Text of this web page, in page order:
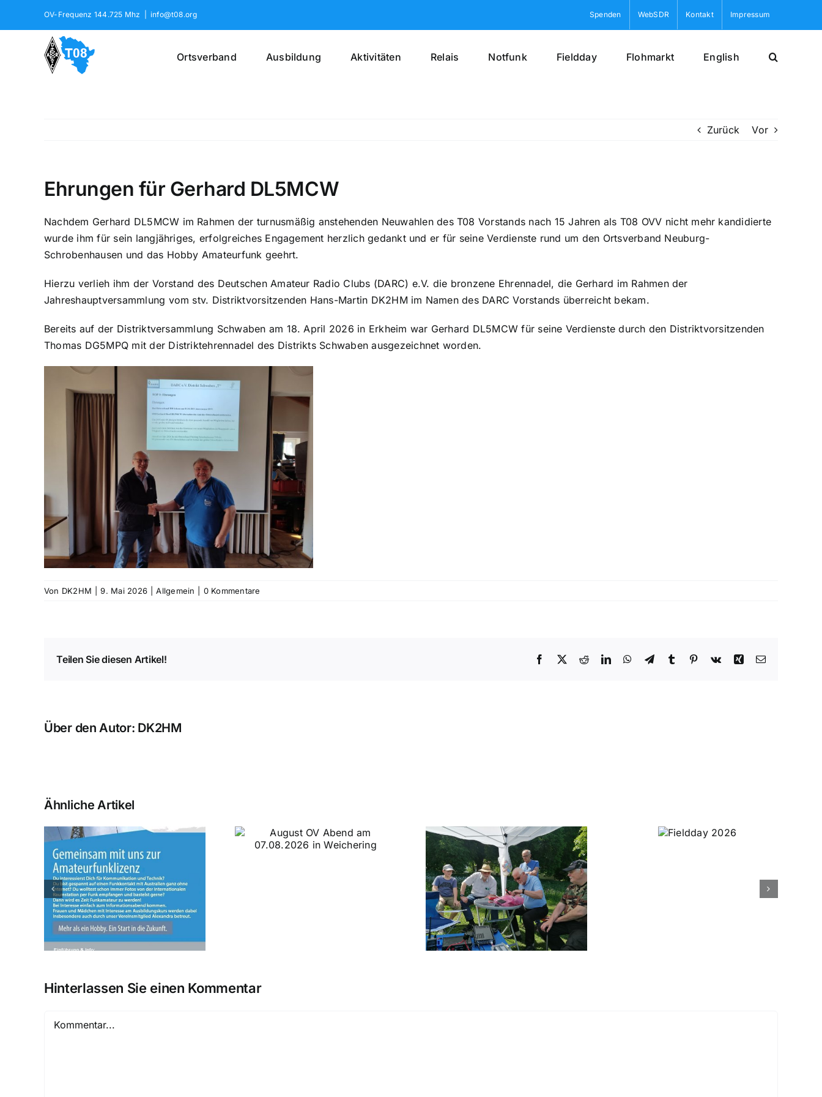
OV-Frequenz 144.725 Mhz info@t08.org Spenden WebSDR Kontakt Impressum
Ortsverband Ausbildung Aktivitäten Relais Notfunk Fieldday Flohmarkt English
Zurück Vor
Ehrungen für Gerhard DL5MCW
Nachdem Gerhard DL5MCW im Rahmen der turnusmäßig anstehenden Neuwahlen des T08 Vorstands nach 15 Jahren als T08 OVV nicht mehr kandidierte
wurde ihm für sein langjähriges, erfolgreiches Engagement herzlich gedankt und er für seine Verdienste rund um den Ortsverband Neuburg-
Schrobenhausen und das Hobby Amateurfunk geehrt.
Hierzu verlieh ihm der Vorstand des Deutschen Amateur Radio Clubs (DARC) e.V. die bronzene Ehrennadel, die Gerhard im Rahmen der
Jahreshauptversammlung vom stv. Distriktvorsitzenden Hans-Martin DK2HM im Namen des DARC Vorstands überreicht bekam.
Bereits auf der Distriktversammlung Schwaben am 18. April 2026 in Erkheim war Gerhard DL5MCW für seine Verdienste durch den Distriktvorsitzenden
Thomas DG5MPQ mit der Distriktehrennadel des Distrikts Schwaben ausgezeichnet worden.
Von DK2HM 9. Mai 2026 Allgemein 0 Kommentare
Teilen Sie diesen Artikel! Facebook
X RedditLinkedInWhatsApp
TelegramTumblr Pinterest
Vk Xing E-
Über den Autor: DK2HM
Ähnliche Artikel
August OV Abend am
07.08.2026 in Weichering
Hinterlassen Sie einen Kommentar